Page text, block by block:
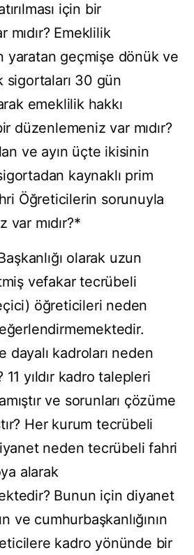
için bir
mıdır? Emeklilik
yaratan geçmişe dönük ve
30 gün
emeklilik hakkı
düzenlemeniz var mıdır?
ve ayın üçte ikisinin
kaynaklı prim
Öğreticilerin sorunuyla
var mıdır?*
olarak uzun
vefakar tecrübeli
öğreticileri neden
dayalı kadroları neden
yıldır kadro talepleri
ve sorunları çözüme
Her kurum tecrübeli
neden tecrübeli fahri
alarak
Bunun için diyanet
ve cumhurbaşkanlığının
kadro yönünde bir